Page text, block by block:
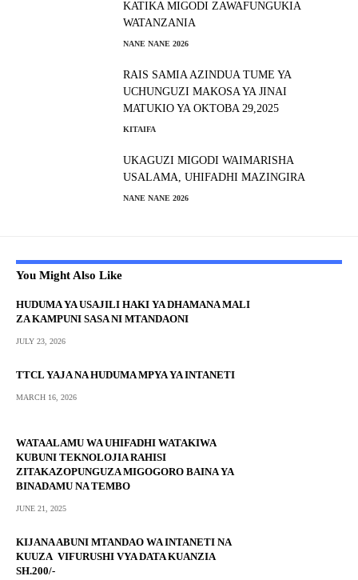
KATIKA MIGODI ZAWAFUNGUKIA
WATANZANIA
NANE NANE 2026
RAIS SAMIA AZINDUA TUME YA
UCHUNGUZI MAKOSA YA JINAI
MATUKIO YA OKTOBA 29,2025
KITAIFA
UKAGUZI MIGODI WAIMARISHA
USALAMA, UHIFADHI MAZINGIRA
NANE NANE 2026
You Might Also Like
HUDUMA YA USAJILI HAKI YA DHAMANA MALI
ZA KAMPUNI SASA NI MTANDAONI
JULY 23, 2026
TTCL YAJA NA HUDUMA MPYA YA INTANETI
MARCH 16, 2026
WATAALAMU WA UHIFADHI WATAKIWA
KUBUNI TEKNOLOJIA RAHISI
ZITAKAZOPUNGUZA MIGOGORO BAINA YA
BINADAMU NA TEMBO
JUNE 21, 2025
KIJANA ABUNI MTANDAO WA INTANETI NA
KUUZA VIFURUSHI VYA DATA KUANZIA
SH.200/-